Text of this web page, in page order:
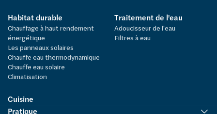
Habitat durable
Chauffage à haut rendement
énergétique
Les panneaux solaires
Chauffe eau thermodynamique
Chauffe eau solaire
Climatisation
Traitement de l'eau
Adoucisseur de l'eau
Filtres à eau
Cuisine
Pratique